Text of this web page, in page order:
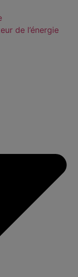
de l’énergie